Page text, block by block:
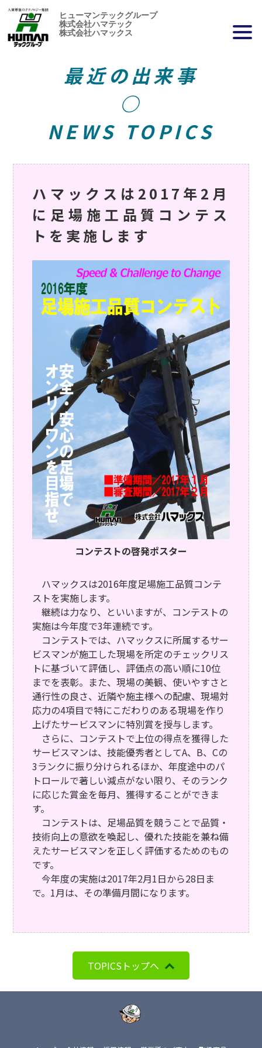
ヒューマンテックグループ
株式会社ハマテック
株式会社ハマックス
最近の出来事
○
NEWS TOPICS
ハマックスは2017年2月
に足場施工品質コンテス
トを実施します
コンテストの啓発ポスター
ハマックスは2016年度足場施工品質コンテ
ストを実施します。
継続は力なり、といいますが、コンテストの
実施は今年度で3年連続です。
コンテストでは、ハマックスに所属するサー
ビスマンが施工した現場を所定のチェックリス
トに基づいて評価し、評価点の高い順に10位
までを表彰。また、現場の美観、使いやすさと
通行性の良さ、近隣や施主様への配慮、現場対
応力の4項目で特にこだわりのある現場を作り
上げたサービスマンに特別賞を授与します。
さらに、コンテストで上位の得点を獲得した
サービスマンは、技能優秀者としてA、B、Cの
3ランクに振り分けられるほか、年度途中のパ
トロールで著しい減点がない限り、そのランク
に応じた賞金を毎月、獲得することができま
す。
コンテストは、足場品質を競うことで品質・
技術向上の意欲を喚起し、優れた技能を兼ね備
えたサービスマンを正しく評価するためのもの
です。
今年度の実施は2017年2月1日から28日ま
で。1月は、その準備月間になります。
TOPICSトップへ